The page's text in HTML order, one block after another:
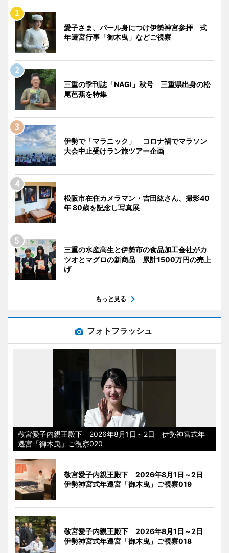
愛子さま、パール身につけ伊勢神宮参拝 式
年遷宮行事「御木曳」などご視察
三重の季刊誌「NAGI」秋号 三重県出身の松
尾芭蕉を特集
伊勢で「マラニック」 コロナ禍でマラソン
大会中止受けラン旅ツアー企画
松阪市在住カメラマン・吉田紘さん、撮影40
年 80歳を記念し写真展
三重の水産高生と伊勢市の食品加工会社がカ
ツオとマグロの新商品 累計1500万円の売上
げ
もっと見る
フォトフラッシュ
敬宮愛子内親王殿下 2026年8月1日～2日 伊勢神宮式年
遷宮「御木曳」ご視察020
敬宮愛子内親王殿下 2026年8月1日～2日
伊勢神宮式年遷宮「御木曳」ご視察019
敬宮愛子内親王殿下 2026年8月1日～2日
伊勢神宮式年遷宮「御木曳」ご視察018